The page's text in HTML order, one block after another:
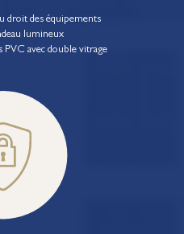
droit des équipements
lumineux
PVC avec double vitrage